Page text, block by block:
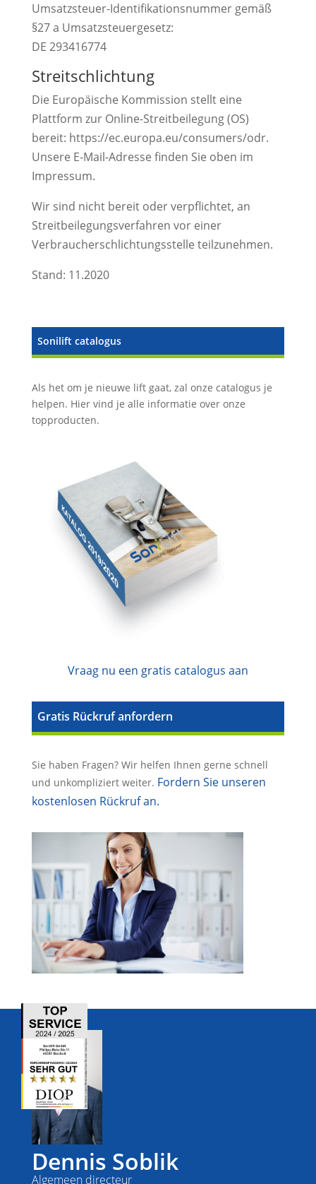
Umsatzsteuer-Identifikationsnummer gemäß
§27 a Umsatzsteuergesetz:
DE 293416774
Streitschlichtung
Die Europäische Kommission stellt eine
Plattform zur Online-Streitbeilegung (OS)
bereit: https://ec.europa.eu/consumers/odr.
Unsere E-Mail-Adresse finden Sie oben im
Impressum.
Wir sind nicht bereit oder verpflichtet, an
Streitbeilegungsverfahren vor einer
Verbraucherschlichtungsstelle teilzunehmen.
Stand: 11.2020
Sonilift catalogus
Als het om je nieuwe lift gaat, zal onze catalogus je
helpen. Hier vind je alle informatie over onze
topproducten.
Vraag nu een gratis catalogus aan
Gratis Rückruf anfordern
Sie haben Fragen? Wir helfen Ihnen gerne schnell
und unkompliziert weiter. Fordern Sie unseren
kostenlosen Rückruf an.
Dennis Soblik
Algemeen directeur